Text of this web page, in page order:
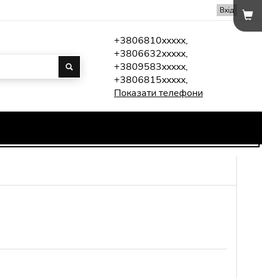
Вхід
+3806810xxxxx,
+3806632xxxxx,
+3809583xxxxx,
+3806815xxxxx,
Показати телефони